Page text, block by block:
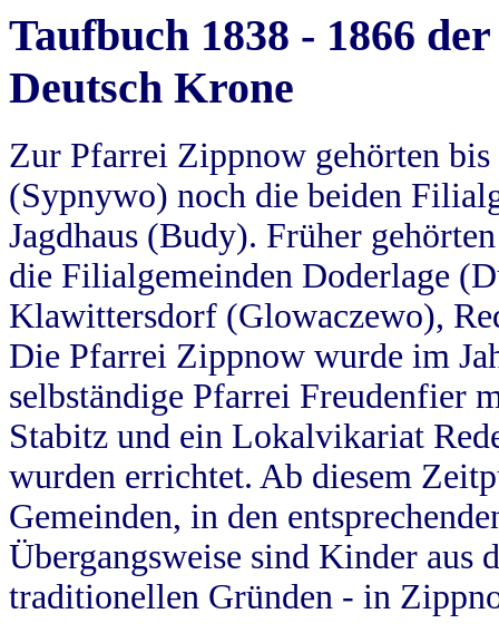
Taufbuch 1838 - 1866
Deutsch Krone
Zur Pfarrei Zippnow gehörten
(Sypnywo) noch die beiden
Jagdhaus (Budy). Früher
die Filialgemeinden Doderlage
Klawittersdorf (Glowaczewo),
Die Pfarrei Zippnow wurde im
selbständige Pfarrei Freudenfier
Stabitz und ein Lokalvikariat
wurden errichtet. Ab diesem
Gemeinden, in den
Übergangsweise sind Kinder aus
traditionellen Gründen - in